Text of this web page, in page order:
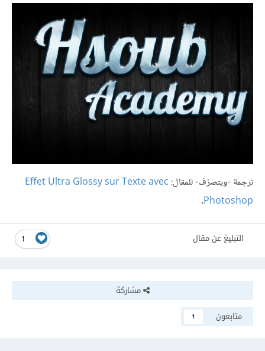
ترجمة -وبتصرّف- للمقال: Effet Ultra Glossy sur Texte avec
Photoshop
.
1 التبليغ عن مقال
مشاركة
متابعون
1